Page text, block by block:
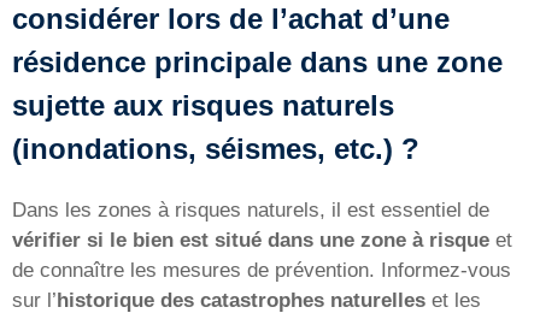
considérer lors de l’achat d’une
résidence principale dans une zone
sujette aux risques naturels
(inondations, séismes, etc.) ?
Dans les zones à risques naturels, il est essentiel de
vérifier si le bien est situé dans une zone à risque et
de connaître les mesures de prévention. Informez-vous
sur l’historique des catastrophes naturelles et les